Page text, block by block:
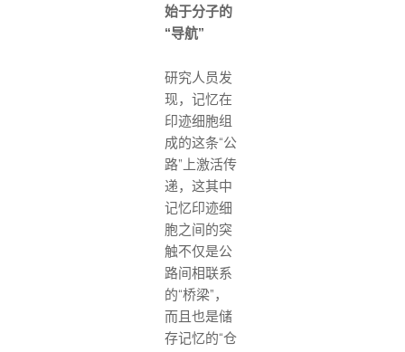
始于分子的
“导航”
研究人员发
现，记忆在
印迹细胞组
成的这条“公
路”上激活传
递，这其中
记忆印迹细
胞之间的突
触不仅是公
路间相联系
的“桥梁”，
而且也是储
存记忆的“仓